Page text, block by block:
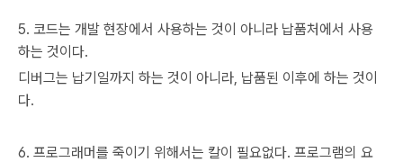
5. 코드는 개발 현장에서 사용하는 것이 아니라 납품처에서 사용
하는 것이다.
디버그는 납기일까지 하는 것이 아니라, 납품된 이후에 하는 것이
다.
6. 프로그래머를 죽이기 위해서는 칼이 필요없다. 프로그램의 요